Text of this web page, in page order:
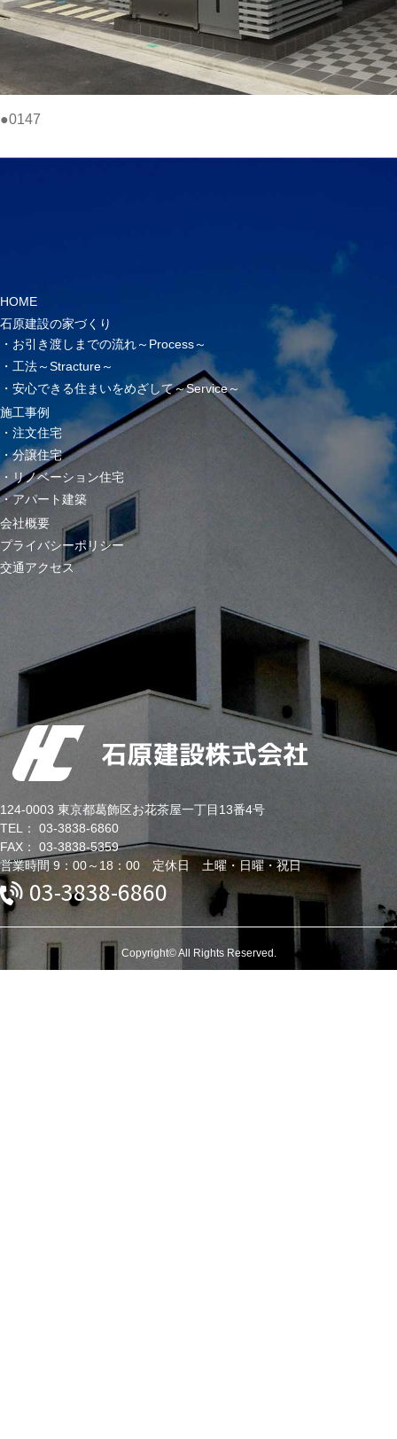
●0147
HOME
石原建設の家づくり
お引き渡しまでの流れ～Process～
工法～Stracture～
安心できる住まいをめざして～Service～
施工事例
注文住宅
分譲住宅
リノベーション住宅
アパート建築
会社概要
プライバシーポリシー
交通アクセス
124-0003 東京都葛飾区お花茶屋一丁目13番4号
TEL： 03-3838-6860
FAX： 03-3838-5359
営業時間 9：00～18：00 定休日 土曜・日曜・祝日
03-3838-6860
Copyright© All Rights Reserved.